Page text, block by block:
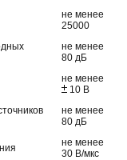
не менее
25000
не менее
80 дБ
не менее
10 В
не менее
80 дБ
не менее
30 В/мкс